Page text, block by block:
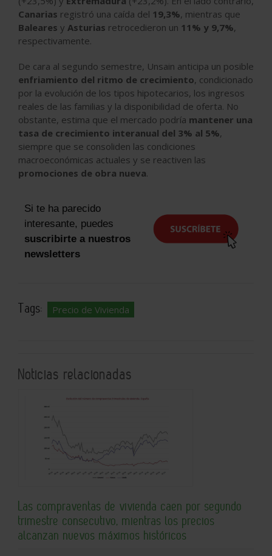
Canarias registró una caída del 19,3%, mientras que
Baleares y Asturias retrocedieron un 11% y 9,7%,
respectivamente.
De cara al segundo semestre, Unsain anticipa un posible
enfriamiento del ritmo de crecimiento, condicionado
por la evolución de los tipos hipotecarios, los ingresos
reales de las familias y la disponibilidad de oferta. No
obstante, estima que el mercado podría mantener una
tasa de crecimiento interanual del 3% al 5%,
siempre que se consoliden las condiciones
macroeconómicas actuales y se reactiven las
promociones de obra nueva.
Si te ha parecido
interesante, puedes
suscribirte a nuestros
newsletters
Tags: Precio de Vivienda
Noticias relacionadas
Las compraventas de vivienda caen por segundo
trimestre consecutivo, mientras los precios
alcanzan nuevos máximos históricos